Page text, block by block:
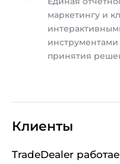
маркетингу и
принятия
Клиенты
TradeDealer